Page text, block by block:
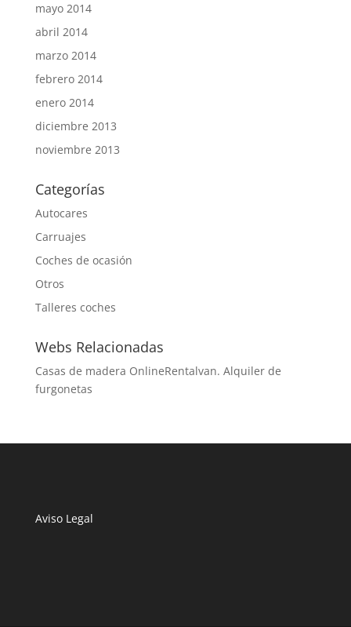
mayo 2014
abril 2014
marzo 2014
febrero 2014
enero 2014
diciembre 2013
noviembre 2013
Categorías
Autocares
Carruajes
Coches de ocasión
Otros
Talleres coches
Webs Relacionadas
Casas de madera OnlineRentalvan. Alquiler de
furgonetas
Aviso Legal